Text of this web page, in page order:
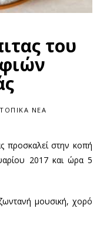
του
ΤΟΠΙΚΆ ΝΈΑ
προσκαλεί στην κοπή
2017 και ώρα 5
μουσική, χορό